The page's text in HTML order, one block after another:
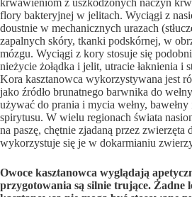
krwawieniom z uszkodzonych naczyń
flory bakteryjnej w jelitach. Wyciągi z
doustnie w mechanicznych urazach
zapalnych skóry, tkanki podskórnej, w
mó­zgu. Wyciągi z kory stosuje się
nieżycie żołądka i jelit, utracie łaknienia i
Kora kasztanowca wykorzystywana jest
jako źródło brunatnego barw­nika do
używać do prania i mycia wełny,
spirytusu. W wielu re­gionach świata
na paszę, chętnie zjadaną przez
wykorzystuje się je w dokarmianiu
Owoce kasztanowca wyglądają
przygotowania są silnie trujące. Żadne